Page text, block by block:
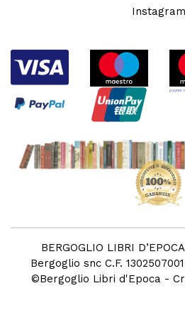
Instagram
BERGOGLIO LIBRI
Bergoglio snc C.F.
©Bergoglio Libri d'Epoca -